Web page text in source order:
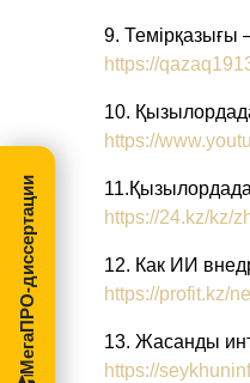
9.
https://
10.
https://
11.Қызылордада
https://24.kz/kz/
12. Как ИИ
https://profit.kz/
13. Жасанды
https://
МегаПРО-диссертации